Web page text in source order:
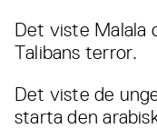
Det viste Malala
Talibans terror.
Det viste de
starta den